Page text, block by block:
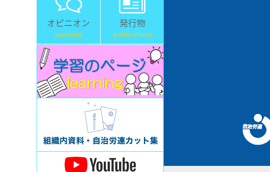
オピニオン
opinions
発行物
publications